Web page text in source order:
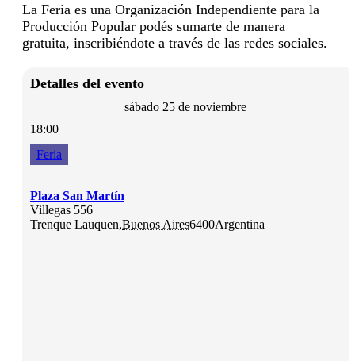
La Feria es una Organización Independiente para la
Producción Popular podés sumarte de manera
gratuita, inscribiéndote a través de las redes sociales.
Detalles del evento
sábado 25 de noviembre
18:00
Feria
Plaza San Martín
Villegas 556
Trenque Lauquen,Buenos Aires6400Argentina